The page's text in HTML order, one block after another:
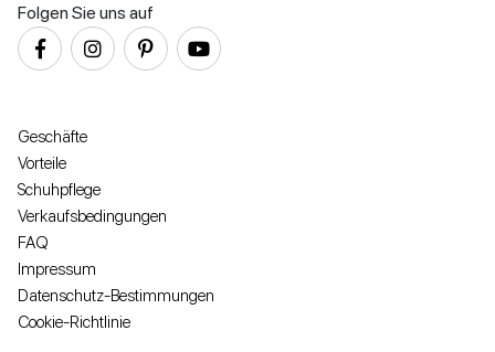
Folgen Sie uns auf
Geschäfte
Vorteile
Schuhpflege
Verkaufsbedingungen
FAQ
Impressum
Datenschutz-Bestimmungen
Cookie-Richtlinie